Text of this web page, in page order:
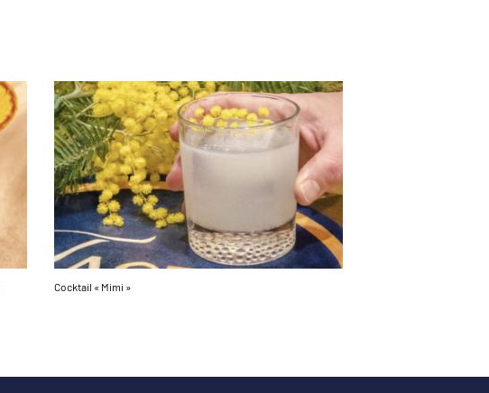
Cocktail « Mimi »